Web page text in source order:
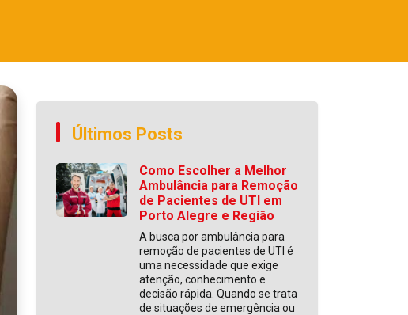
Últimos Posts
Como Escolher a Melhor
Ambulância para Remoção
de Pacientes de UTI em
Porto Alegre e Região
A busca por ambulância para
remoção de pacientes de UTI é
uma necessidade que exige
atenção, conhecimento e
decisão rápida. Quando se trata
de situações de emergência ou